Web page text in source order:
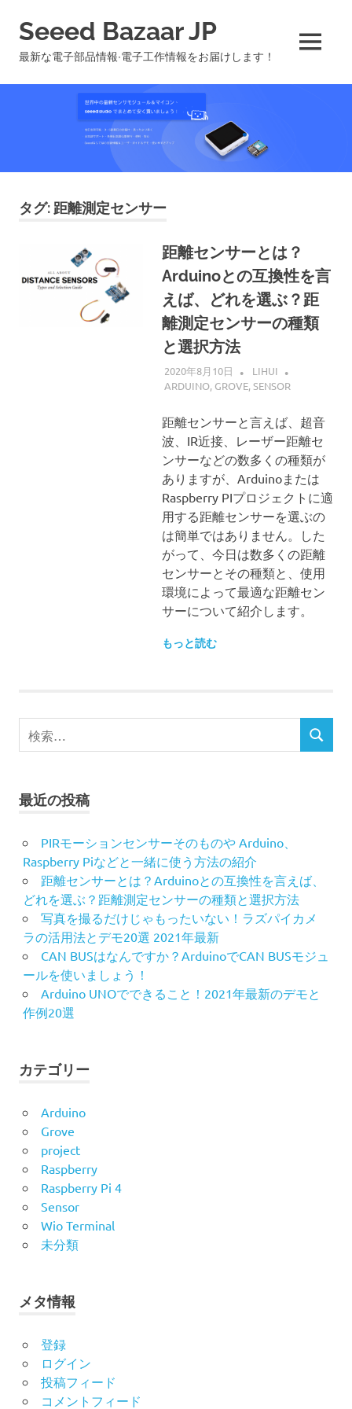
ツ
Seeed Bazaar JP
最新な電子部品情報∙電子工作情報をお届けします！ MENU
タグ: 距離測定センサー
距離センサーとは？
Arduinoとの互換性を言
えば、どれを選ぶ？距
離測定センサーの種類
と選択方法
2020年8月10日
LIHUI
ARDUINO, GROVE,SENSOR
距離センサーと言えば、超音
波、IR近接、レーザー距離セ
ンサーなどの数多くの種類が
ありますが、Arduinoまたは
Raspberry PIプロジェクトに適
用する距離センサーを選ぶの
は簡単ではありません。した
がって、今日は数多くの距離
センサーとその種類と、使用
環境によって最適な距離セン
サーについて紹介します。
もっと読む
検
索
検
最近の投稿
PIRモーションセンサーそのものや Arduino、
Raspberry Piなどと一緒に使う方法の紹介
距離センサーとは？Arduinoとの互換性を言えば、
どれを選ぶ？距離測定センサーの種類と選択方法
写真を撮るだけじゃもったいない！ラズパイカメ
ラの活用法とデモ20選 2021年最新
CAN BUSはなんですか？ArduinoでCAN BUSモジュ
ールを使いましょう！
Arduino UNOでできること！2021年最新のデモと
作例20選
カテゴリー
Arduino
Grove
project
Raspberry
Raspberry Pi 4
Sensor
Wio Terminal
未分類
メタ情報
登録
ログイン
投稿フィード
コメントフィード